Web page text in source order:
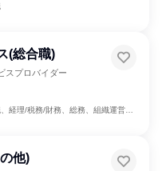
(総合職)
スプロバイダー
/財務、総務、組織運営管理・公務員・事務系職種
他)